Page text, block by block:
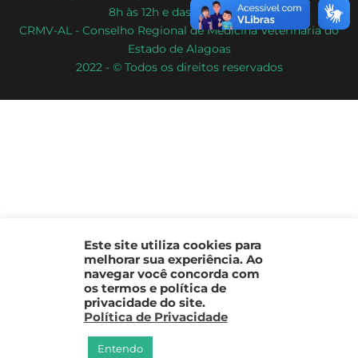
8h às 12h e das 13h às 17h.
CRMV-AL - Conselho Regional de Medicina Veterinária do
Estado de Alagoas
2022 - © Todos os direitos reservados
Este site utiliza cookies para
melhorar sua experiência. Ao
navegar você concorda com
os termos e política de
privacidade do site.
Política de Privacidade
Entendo